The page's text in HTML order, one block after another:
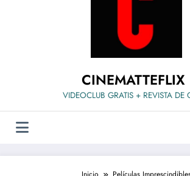
CINEMATTEFLIX
VIDEOCLUB GRATIS + REVISTA DE